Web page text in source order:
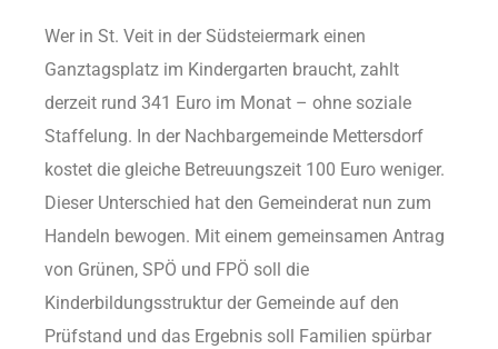
Wer in St. Veit in der Südsteiermark einen
Ganztagsplatz im Kindergarten braucht, zahlt
derzeit rund 341 Euro im Monat – ohne soziale
Staffelung. In der Nachbargemeinde Mettersdorf
kostet die gleiche Betreuungszeit 100 Euro weniger.
Dieser Unterschied hat den Gemeinderat nun zum
Handeln bewogen. Mit einem gemeinsamen Antrag
von Grünen, SPÖ und FPÖ soll die
Kinderbildungsstruktur der Gemeinde auf den
Prüfstand und das Ergebnis soll Familien spürbar